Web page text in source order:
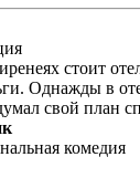
стоит
Однажды в
свой план
комедия